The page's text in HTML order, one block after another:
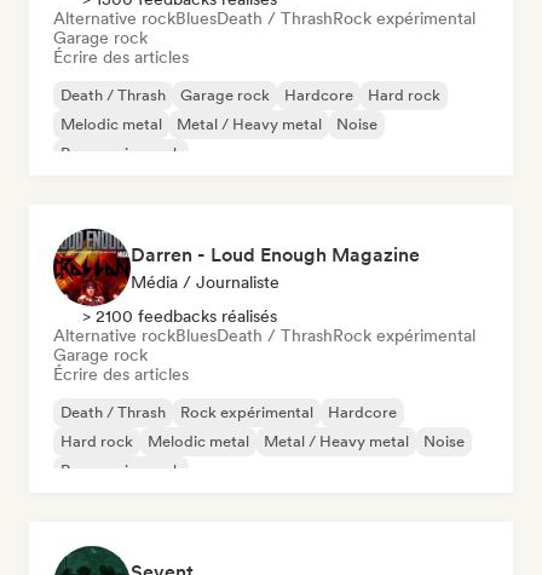
Alternative rockBluesDeath / ThrashRock expérimental
Garage rock
Écrire des articles
Death / Thrash Garage rock Hardcore
Hard rock
Melodic metal
Metal / Heavy metal
Noise
Progressive rock
Darren - Loud Enough Magazine
Média / Journaliste
> 2100 feedbacks réalisés
Alternative rockBluesDeath / ThrashRock expérimental
Garage rock
Écrire des articles
Death / Thrash Rock expérimental
Hardcore
Hard rock
Melodic metal Metal / Heavy metal
Noise
Progressive rock